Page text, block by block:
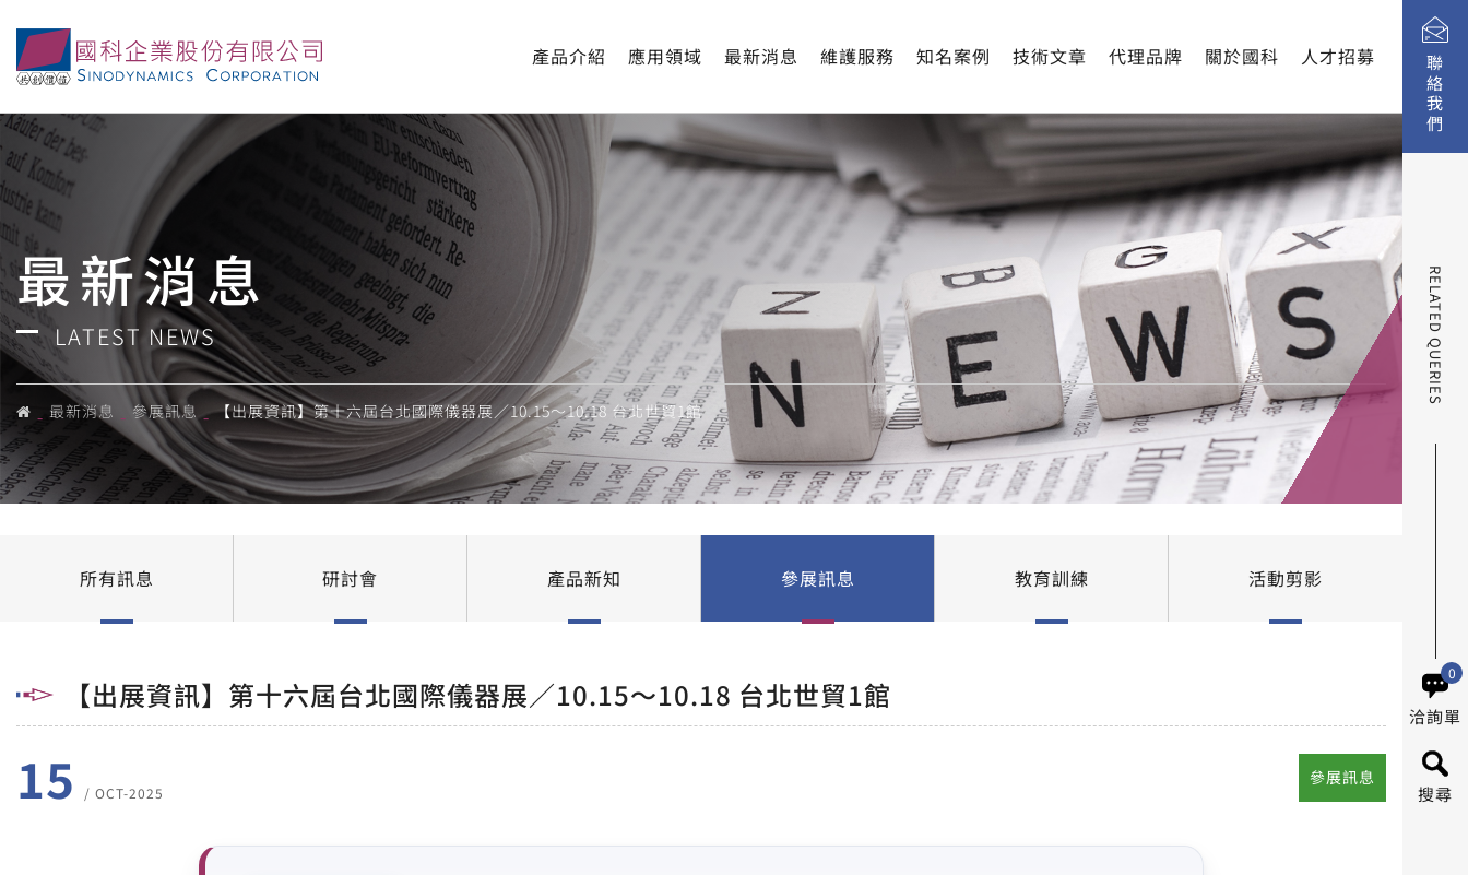
聯絡我們
RELATED QUERIES
0
洽詢單
搜尋
產品介紹 應用領域 最新消息 維護服務 知名案例 技術文章 代理品牌 關於國科 人才招募
最新消息
LATEST NEWS
最新消息 參展訊息 【出展資訊】第十六屆台北國際儀器展／10.15～10.18 台北世貿1館
所有訊息 研討會 產品新知 參展訊息 教育訓練 活動剪影
【出展資訊】第十六屆台北國際儀器展／10.15～10.18 台北世貿1館
15 / OCT-2025
參展訊息